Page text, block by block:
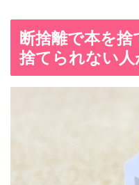
断捨離で本を捨
捨てられない人